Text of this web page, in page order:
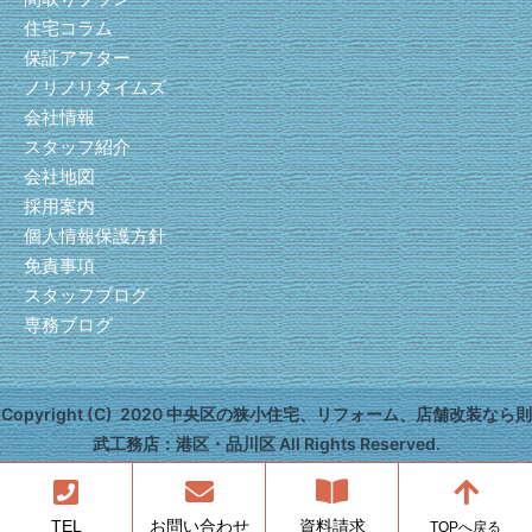
住宅コラム
保証アフター
ノリノリタイムズ
会社情報
スタッフ紹介
会社地図
採用案内
個人情報保護方針
免責事項
スタッフブログ
専務ブログ
Copyright (C) 2020 中央区の狭小住宅、リフォーム、店舗改装なら則
武工務店：港区・品川区 All Rights Reserved.
TEL お問い合わせ 資料請求 TOPへ戻る